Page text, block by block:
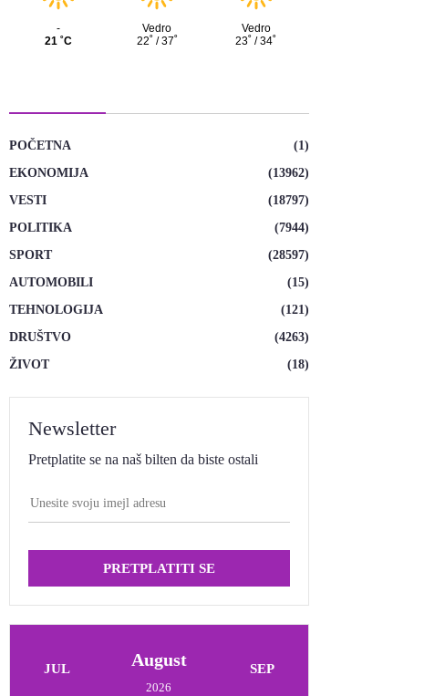
POČETNA
(1)
EKONOMIJA
(13962)
VESTI
(18797)
POLITIKA
(7944)
SPORT
(28597)
AUTOMOBILI
(15)
TEHNOLOGIJA
(121)
DRUŠTVO
(4263)
ŽIVOT
(18)
Newsletter
Pretplatite se na naš bilten da biste ostali
PRETPLATITI SE
JUL August
2026
SEP